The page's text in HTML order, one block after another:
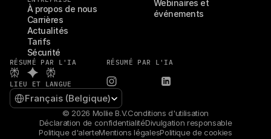
À propos de nous
Carrières
Actualités
Tarifs
Sécurité
Webinaires et
événements
RÉSUMÉ PAR L'IA RÉSUMÉ PAR L'IA
LIEU ET LANGUE
Select Language
Français (Belgique)
© 2026 Mollie B.V.Conditions d'utilisation
Déclaration de confidentialitéDivulgation responsable
Politique d'alerteMentions légalesPolitique de cookies